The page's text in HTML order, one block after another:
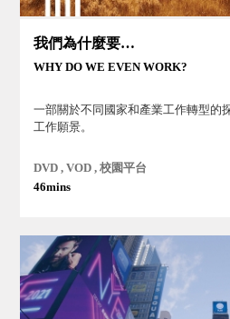
我們為什麼要工作？
WHY DO WE EVEN WORK?
一部關於不同國家和產業工作轉型的
工作願景。
DVD , VOD , 校園平台
46mins